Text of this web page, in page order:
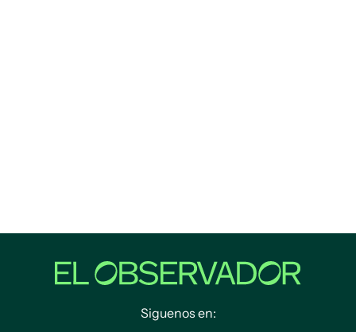
Siguenos en: